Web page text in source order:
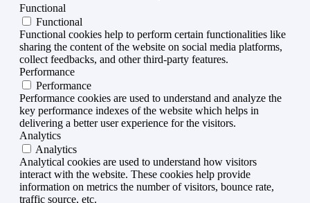
Functional
Functional
Functional cookies help to perform certain functionalities like
sharing the content of the website on social media platforms,
collect feedbacks, and other third-party features.
Performance
Performance
Performance cookies are used to understand and analyze the
key performance indexes of the website which helps in
delivering a better user experience for the visitors.
Analytics
Analytics
Analytical cookies are used to understand how visitors
interact with the website. These cookies help provide
information on metrics the number of visitors, bounce rate,
traffic source, etc.